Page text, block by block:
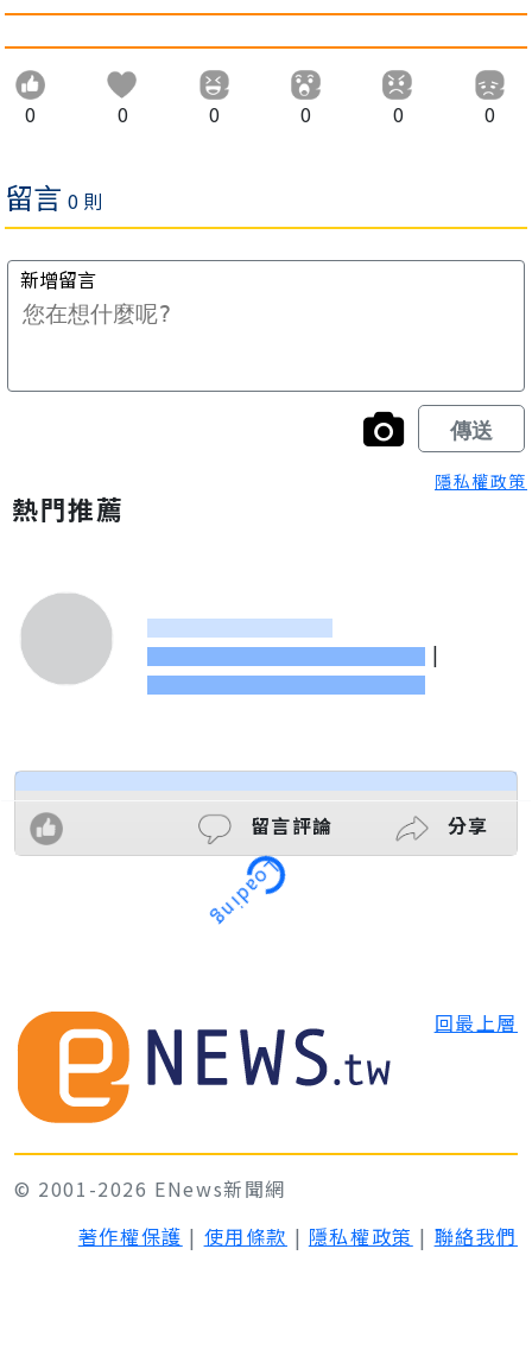
0 0 0 0 0 0
隱私權政策
熱門推薦
|
留言評論 分享
Loading
回最上層
© 2001-2026 ENews新聞網
著作權保護 | 使用條款 | 隱私權政策 | 聯絡我們